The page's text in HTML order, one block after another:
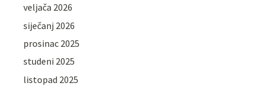
veljača 2026
siječanj 2026
prosinac 2025
studeni 2025
listopad 2025